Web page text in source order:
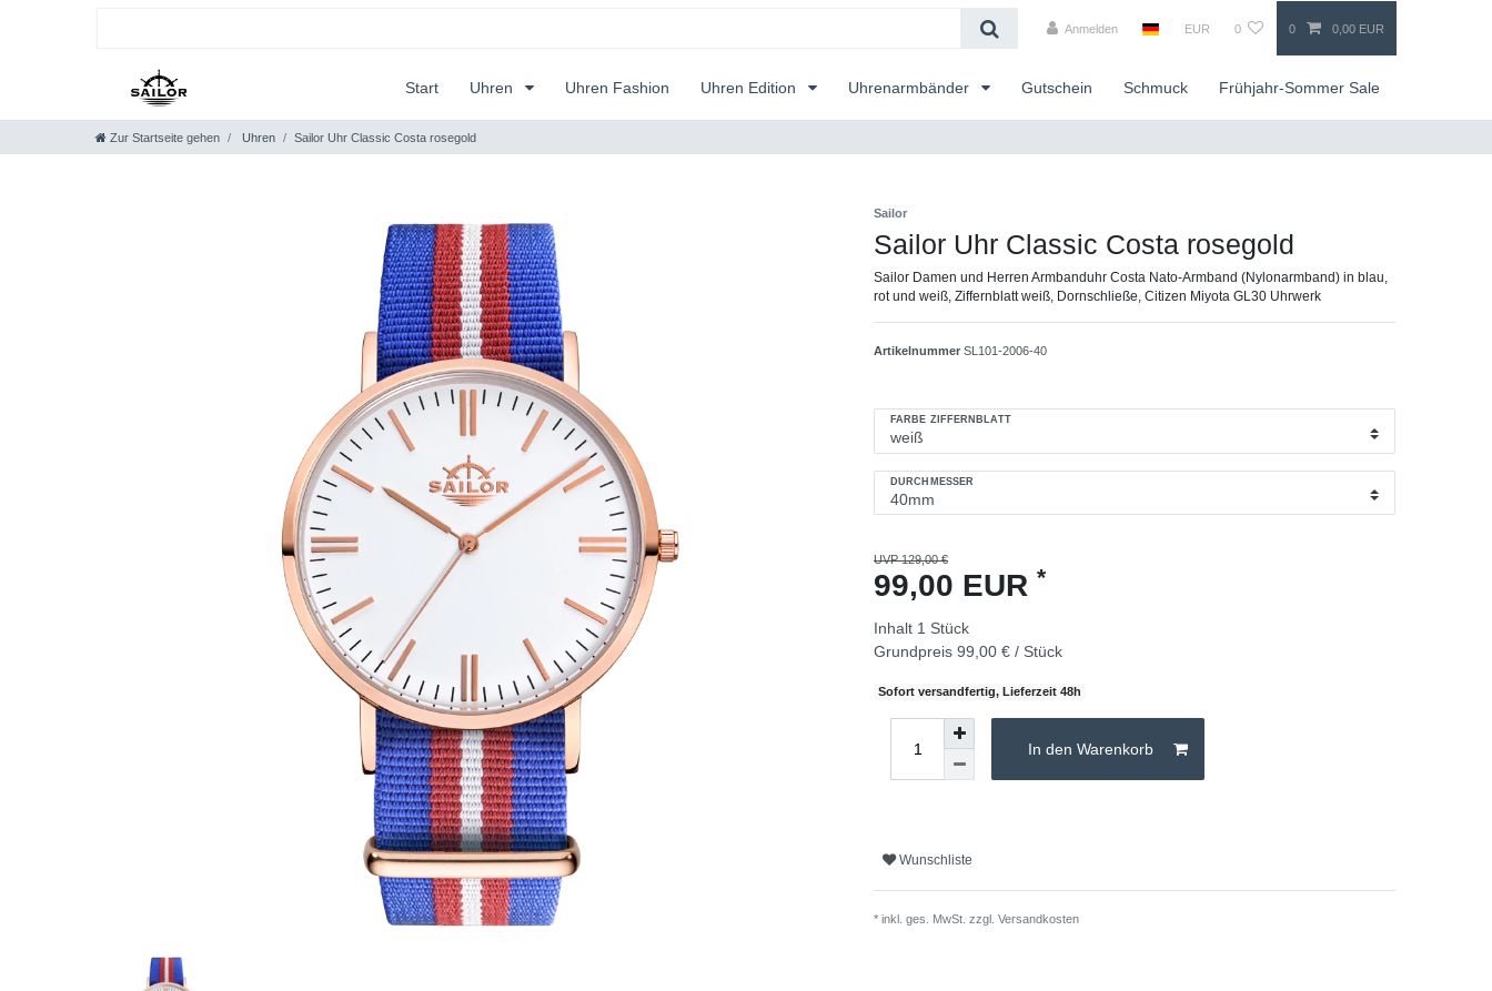
Anmelden EUR 0 0 0,00 EUR
Start Uhren Uhren Fashion Uhren Edition Uhrenarmbänder Gutschein Schmuck Frühjahr-Sommer Sale
Zur Startseite gehen Uhren Sailor Uhr Classic Costa rosegold
Sailor
Sailor Uhr Classic Costa rosegold
Sailor Damen und Herren Armbanduhr Costa Nato-Armband (Nylonarmband) in blau,
rot und weiß, Ziffernblatt weiß, Dornschließe, Citizen Miyota GL30 Uhrwerk
Artikelnummer SL101-2006-40
FARBE ZIFFERNBLATT
DURCHMESSER
UVP 129,00 €
99,00 EUR *
Inhalt 1 Stück
Grundpreis 99,00 € / Stück
Sofort versandfertig, Lieferzeit 48h
In den Warenkorb
Wunschliste
* inkl. ges. MwSt. zzgl. Versandkosten